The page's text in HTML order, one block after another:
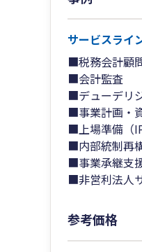
サービスライ
■税務会計顧
■会計監査
■デューデリ
■事業計画・
■上場準備（
■内部統制再
■事業承継支
■非営利法人
参考価格